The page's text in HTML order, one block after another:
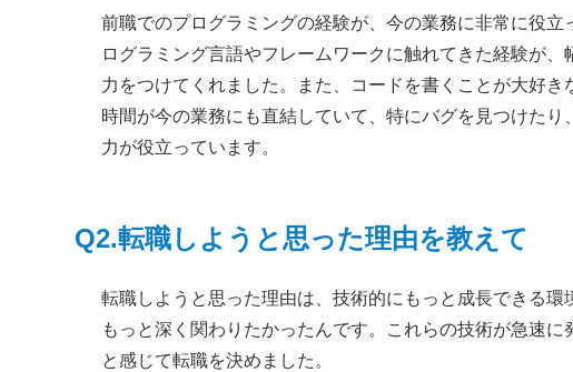
前職でのプログラミングの経験が、今の業務に非常に役
ログラミング言語やフレームワークに触れてきた経験が
力をつけてくれました。また、コードを書くことが大好
時間が今の業務にも直結していて、特にバグを見つけたり
力が役立っています。
Q2.転職しようと思った理由を教えて
転職しようと思った理由は、技術的にもっと成長できる
もっと深く関わりたかったんです。これらの技術が急速
と感じて転職を決めました。